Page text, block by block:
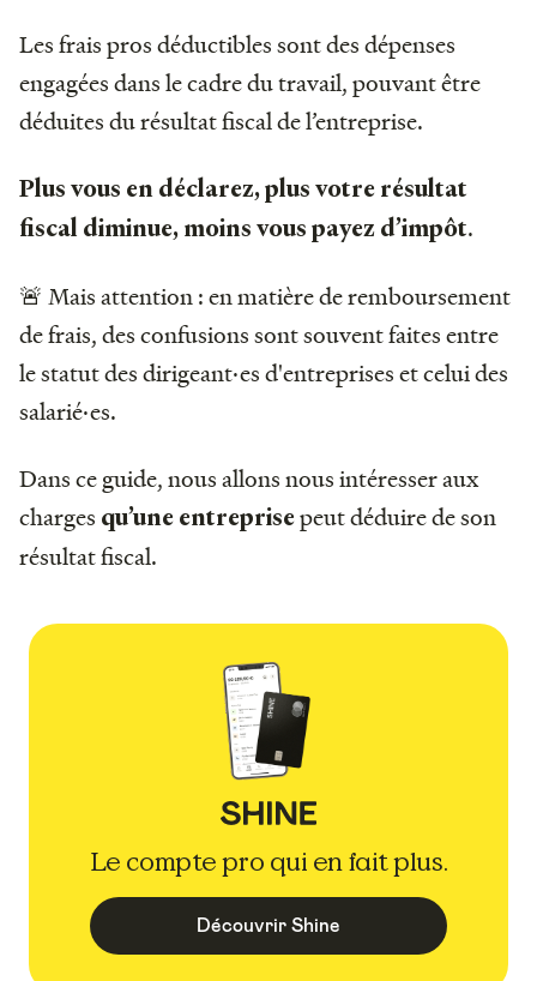
Les frais pros déductibles sont des dépenses
engagées dans le cadre du travail, pouvant être
déduites du résultat fiscal de l’entreprise.
Plus vous en déclarez, plus votre résultat
fiscal diminue, moins vous payez d’impôt.
🚨 Mais attention : en matière de remboursement
de frais, des confusions sont souvent faites entre
le statut des dirigeant·es d'entreprises et celui des
salarié·es.
Dans ce guide, nous allons nous intéresser aux
charges qu’une entreprisepeut déduire de son
résultat fiscal.
Le compte pro qui en fait plus.
Découvrir Shine